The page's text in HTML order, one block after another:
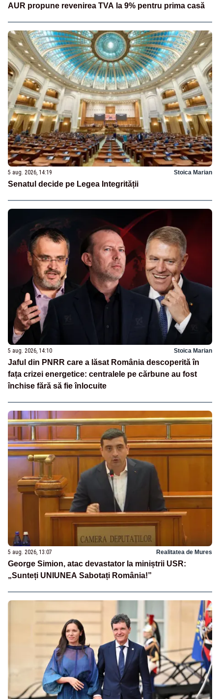
AUR propune revenirea TVA la 9% pentru prima casă
5 aug. 2026, 14:19 Stoica Marian
Senatul decide pe Legea Integrității
5 aug. 2026, 14:10 Stoica Marian
Jaful din PNRR care a lăsat România descoperită în
fața crizei energetice: centralele pe cărbune au fost
închise fără să fie înlocuite
5 aug. 2026, 13:07 Realitatea de Mures
George Simion, atac devastator la miniștrii USR:
„Sunteți UNIUNEA Sabotați România!”